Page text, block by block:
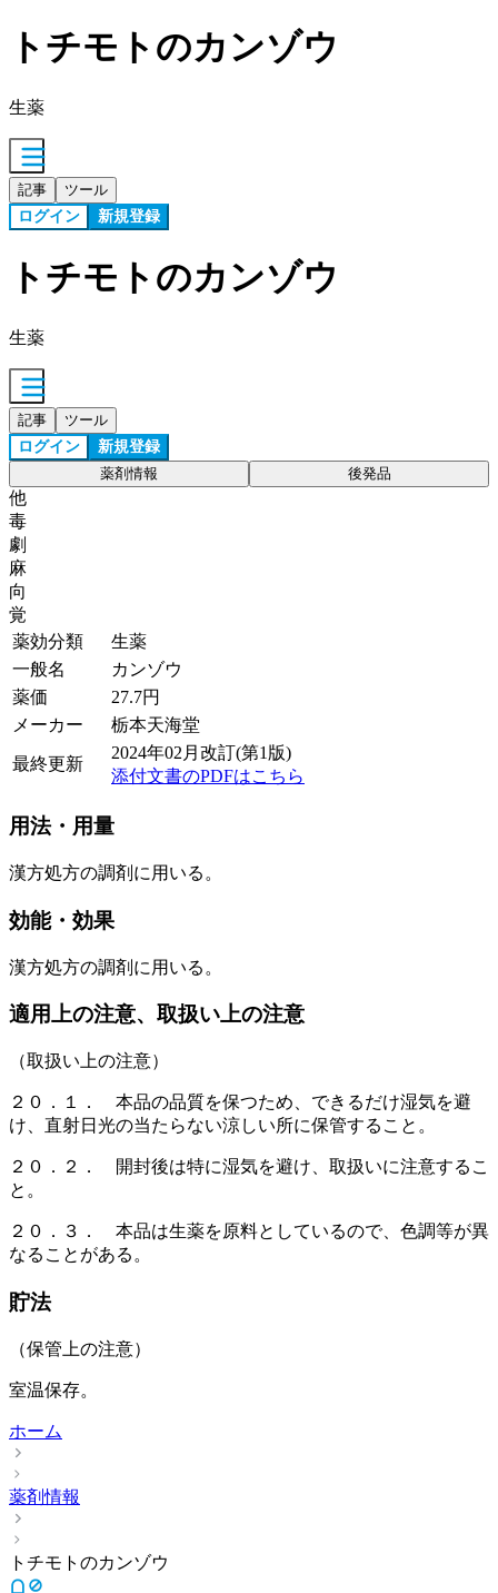
トチモトのカンゾウ
生薬
記事 ツール
ログイン 新規登録
トチモトのカンゾウ
生薬
記事 ツール
ログイン 新規登録
薬剤情報 後発品
他
毒
劇
麻
向
覚
薬効分類
生薬
一般名
カンゾウ
薬価
27.7円
メーカー
栃本天海堂
最終更新
2024年02月改訂(第1版)
添付文書のPDFはこちら
用法・用量
漢方処方の調剤に用いる。
効能・効果
漢方処方の調剤に用いる。
適用上の注意、取扱い上の注意
（取扱い上の注意）
２０．１． 本品の品質を保つため、できるだけ湿気を避
け、直射日光の当たらない涼しい所に保管すること。
２０．２． 開封後は特に湿気を避け、取扱いに注意するこ
と。
２０．３． 本品は生薬を原料としているので、色調等が異
なることがある。
貯法
（保管上の注意）
室温保存。
ホーム
薬剤情報
トチモトのカンゾウ